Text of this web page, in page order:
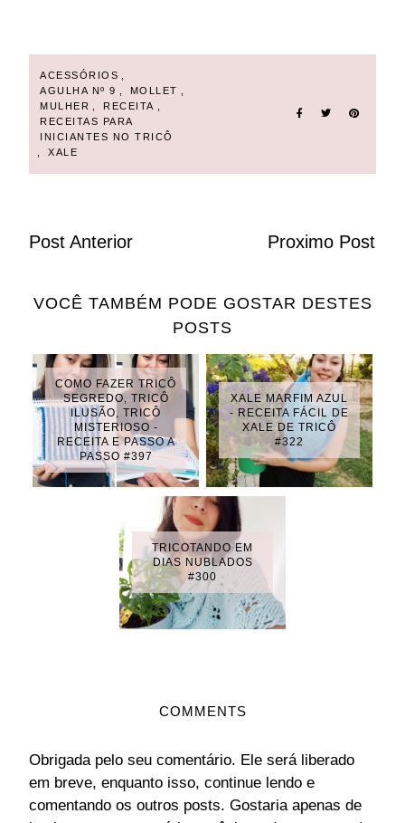
ACESSÓRIOS
AGULHA Nº 9
MOLLET
MULHER
RECEITA
RECEITAS PARA
INICIANTES NO TRICÔ
XALE
Post Anterior Proximo Post
VOCÊ TAMBÉM PODE GOSTAR DESTES
POSTS
COMO FAZER TRICÔ
SEGREDO, TRICÔ
ILUSÃO, TRICÔ
MISTERIOSO -
RECEITA E PASSO A
PASSO #397
XALE MARFIM AZUL
- RECEITA FÁCIL DE
XALE DE TRICÔ
#322
TRICOTANDO EM
DIAS NUBLADOS
#300
COMMENTS
Obrigada pelo seu comentário. Ele será liberado
em breve, enquanto isso, continue lendo e
comentando os outros posts. Gostaria apenas de